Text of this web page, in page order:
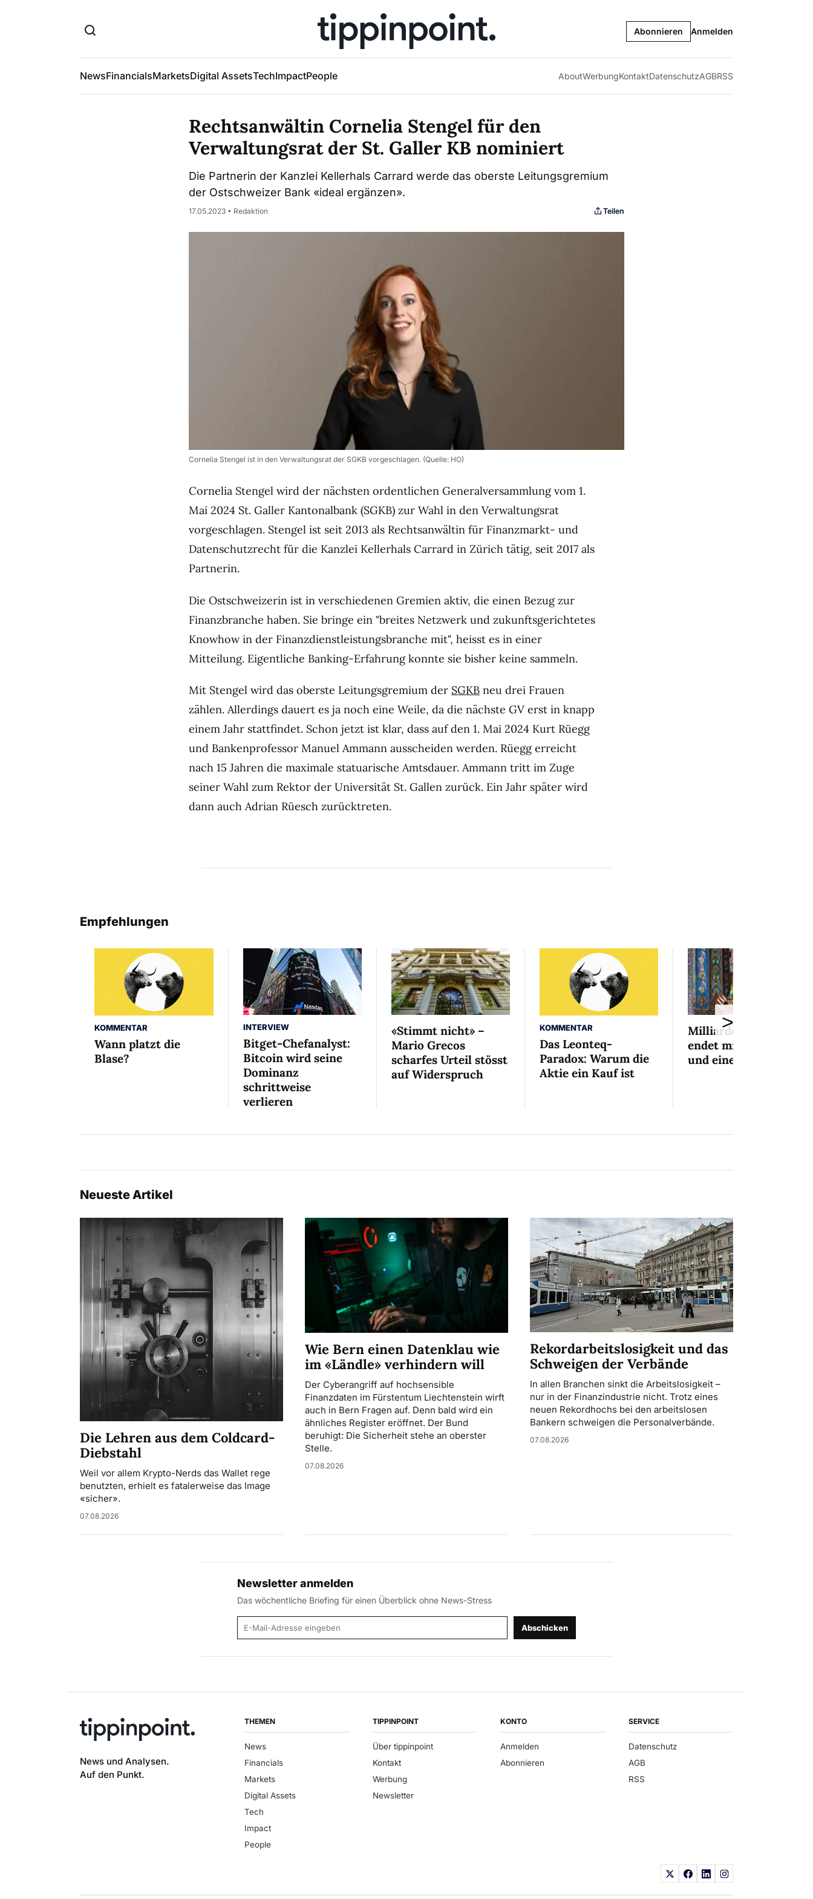
Abonnieren Anmelden
NewsFinancialsMarketsDigital AssetsTechImpactPeople AboutWerbungKontaktDatenschutzAGBRSS
Rechtsanwältin Cornelia Stengel für den
Verwaltungsrat der St. Galler KB nominiert
Die Partnerin der Kanzlei Kellerhals Carrard werde das oberste Leitungsgremium
der Ostschweizer Bank «ideal ergänzen».
17.05.2023 • Redaktion Teilen
Cornelia Stengel ist in den Verwaltungsrat der SGKB vorgeschlagen. (Quelle: HO)
Cornelia Stengel wird der nächsten ordentlichen Generalversammlung vom 1.
Mai 2024 St. Galler Kantonalbank (SGKB) zur Wahl in den Verwaltungsrat
vorgeschlagen. Stengel ist seit 2013 als Rechtsanwältin für Finanzmarkt- und
Datenschutzrecht für die Kanzlei Kellerhals Carrard in Zürich tätig, seit 2017 als
Partnerin.
Die Ostschweizerin ist in verschiedenen Gremien aktiv, die einen Bezug zur
Finanzbranche haben. Sie bringe ein "breites Netzwerk und zukunftsgerichtetes
Knowhow in der Finanzdienstleistungsbranche mit", heisst es in einer
Mitteilung. Eigentliche Banking-Erfahrung konnte sie bisher keine sammeln.
Mit Stengel wird das oberste Leitungsgremium der SGKB neu drei Frauen
zählen. Allerdings dauert es ja noch eine Weile, da die nächste GV erst in knapp
einem Jahr stattfindet. Schon jetzt ist klar, dass auf den 1. Mai 2024 Kurt Rüegg
und Bankenprofessor Manuel Ammann ausscheiden werden. Rüegg erreicht
nach 15 Jahren die maximale statuarische Amtsdauer. Ammann tritt im Zuge
seiner Wahl zum Rektor der Universität St. Gallen zurück. Ein Jahr später wird
dann auch Adrian Rüesch zurücktreten.
Empfehlungen
KOMMENTAR
Wann platzt die
Blase?
INTERVIEW
Bitget-Chefanalyst:
Bitcoin wird seine
Dominanz
schrittweise
verlieren
«Stimmt nicht» –
Mario Grecos
scharfes Urteil stösst
auf Widerspruch
KOMMENTAR
Das Leonteq-
Paradox: Warum die
Aktie ein Kauf ist
Milliardenaffäre
endet mit Mini-Busse
und einem Bedingten
>
Neueste Artikel
Die Lehren aus dem Coldcard-
Diebstahl
Weil vor allem Krypto-Nerds das Wallet rege
benutzten, erhielt es fatalerweise das Image
«sicher».
07.08.2026
Wie Bern einen Datenklau wie
im «Ländle» verhindern will
Der Cyberangriff auf hochsensible
Finanzdaten im Fürstentum Liechtenstein wirft
auch in Bern Fragen auf. Denn bald wird ein
ähnliches Register eröffnet. Der Bund
beruhigt: Die Sicherheit stehe an oberster
Stelle.
07.08.2026
Rekordarbeitslosigkeit und das
Schweigen der Verbände
In allen Branchen sinkt die Arbeitslosigkeit –
nur in der Finanzindustrie nicht. Trotz eines
neuen Rekordhochs bei den arbeitslosen
Bankern schweigen die Personalverbände.
07.08.2026
Newsletter anmelden
Das wöchentliche Briefing für einen Überblick ohne News-Stress
E-Mail-Adresse Abschicken
News und Analysen.
Auf den Punkt.
THEMEN
News
Financials
Markets
Digital Assets
Tech
Impact
People
TIPPINPOINT
Über tippinpoint
Kontakt
Werbung
Newsletter
KONTO
Anmelden
Abonnieren
SERVICE
Datenschutz
AGB
RSS